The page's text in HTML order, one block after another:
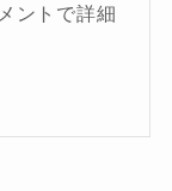
ントで詳細